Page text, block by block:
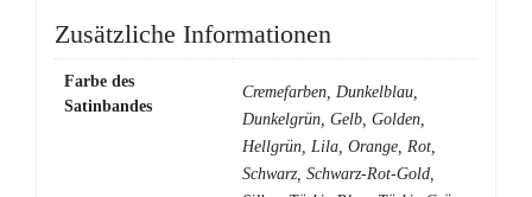
Zusätzliche Informationen
Farbe des
Satinbandes
Cremefarben, Dunkelblau,
Dunkelgrün, Gelb, Golden,
Hellgrün, Lila, Orange, Rot,
Schwarz, Schwarz-Rot-Gold,